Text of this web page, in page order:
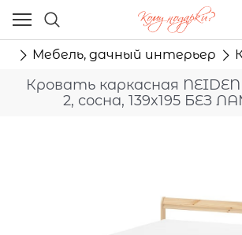
Мебель, дачный интерьер
Кровать каркасная
2, сосна, 139x195 БЕЗ
Ваш город - Москва,
угадали?
ДА НЕТ